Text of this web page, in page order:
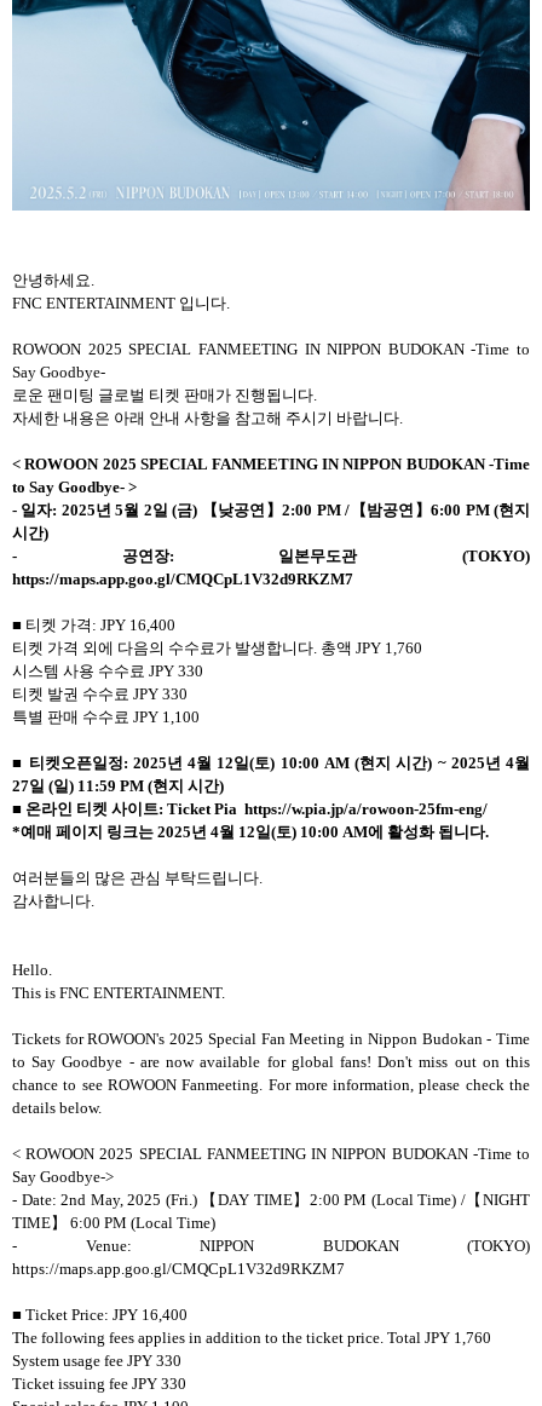
안녕하세요.
FNC ENTERTAINMENT 입니다.
ROWOON 2025 SPECIAL FANMEETING IN NIPPON BUDOKAN -Time to
Say Goodbye-
로운 팬미팅 글로벌 티켓 판매가 진행됩니다.
자세한 내용은 아래 안내 사항을 참고해 주시기 바랍니다.
< ROWOON 2025 SPECIAL FANMEETING IN NIPPON BUDOKAN -Time
to Say Goodbye- >
- 일자: 2025년 5월 2일 (금) 【낮공연】2:00 PM /【밤공연】6:00 PM (현지
시간)
- 공연장: 일본무도관 (TOKYO)
https://maps.app.goo.gl/CMQCpL1V32d9RKZM7
■ 티켓 가격: JPY 16,400
티켓 가격 외에 다음의 수수료가 발생합니다. 총액 JPY 1,760
시스템 사용 수수료 JPY 330
티켓 발권 수수료 JPY 330
특별 판매 수수료 JPY 1,100
■ 티켓오픈일정: 2025년 4월 12일(토) 10:00 AM (현지 시간) ~ 2025년 4월
27일 (일) 11:59 PM (현지 시간)
■ 온라인 티켓 사이트: Ticket Pia https://w.pia.jp/a/rowoon-25fm-eng/
*예매 페이지 링크는 2025년 4월 12일(토) 10:00 AM에 활성화 됩니다.
여러분들의 많은 관심 부탁드립니다.
감사합니다.
Hello.
This is FNC ENTERTAINMENT.
Tickets for ROWOON's 2025 Special Fan Meeting in Nippon Budokan - Time
to Say Goodbye - are now available for global fans! Don't miss out on this
chance to see ROWOON Fanmeeting. For more information, please check the
details below.
< ROWOON 2025 SPECIAL FANMEETING IN NIPPON BUDOKAN -Time to
Say Goodbye->
- Date: 2nd May, 2025 (Fri.) 【DAY TIME】2:00 PM (Local Time) /【NIGHT
TIME】 6:00 PM (Local Time)
- Venue: NIPPON BUDOKAN (TOKYO)
https://maps.app.goo.gl/CMQCpL1V32d9RKZM7
■ Ticket Price: JPY 16,400
The following fees applies in addition to the ticket price. Total JPY 1,760
System usage fee JPY 330
Ticket issuing fee JPY 330